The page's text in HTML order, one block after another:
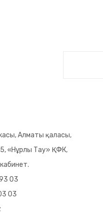
Алматы қаласы,
«Нұрлы Тау» ҚФК,
03
03